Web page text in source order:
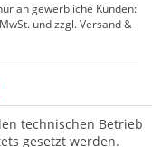
an gewerbliche Kunden:
und zzgl. Versand &
technischen Betrieb
gesetzt werden.